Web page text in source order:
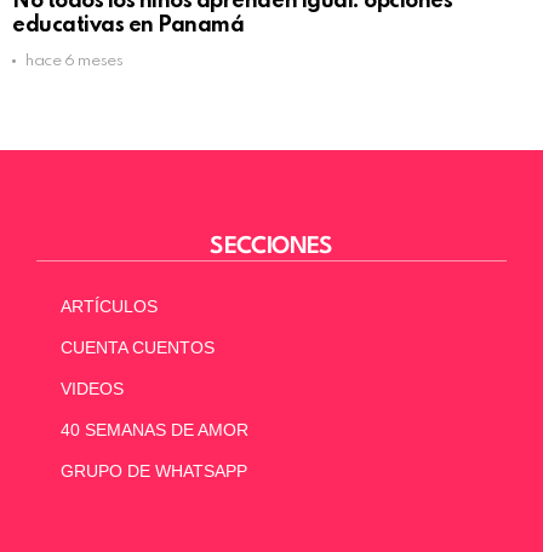
educativas en Panamá
hace 6 meses
SECCIONES
ARTÍCULOS
CUENTA CUENTOS
VIDEOS
40 SEMANAS DE AMOR
GRUPO DE WHATSAPP